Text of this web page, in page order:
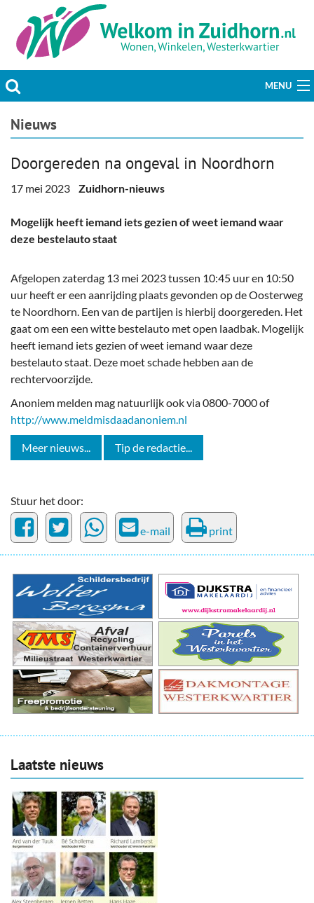
MENU
Actueel
Welzijn & Maatschappij
Bedrijven
Plaats bericht
Nieuws
Doorgereden na ongeval in Noordhorn
17 mei 2023 Zuidhorn-nieuws
Mogelijk heeft iemand iets gezien of weet iemand waar
deze bestelauto staat
Afgelopen zaterdag 13 mei 2023 tussen 10:45 uur en 10:50
uur heeft er een aanrijding plaats gevonden op de Oosterweg
te Noordhorn. Een van de partijen is hierbij doorgereden. Het
gaat om een een witte bestelauto met open laadbak. Mogelijk
heeft iemand iets gezien of weet iemand waar deze
bestelauto staat. Deze moet schade hebben aan de
rechtervoorzijde.
Anoniem melden mag natuurlijk ook via 0800-7000 of
http://www.meldmisdaadanoniem.nl
Meer nieuws... Tip de redactie...
Stuur het door:
e-mail print
Laatste nieuws